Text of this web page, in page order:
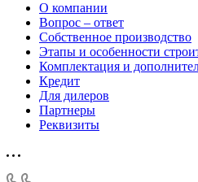
О компании
Вопрос – ответ
Собственное производство
Этапы и особенности
Комплектация и
Кредит
Для дилеров
Партнеры
Реквизиты